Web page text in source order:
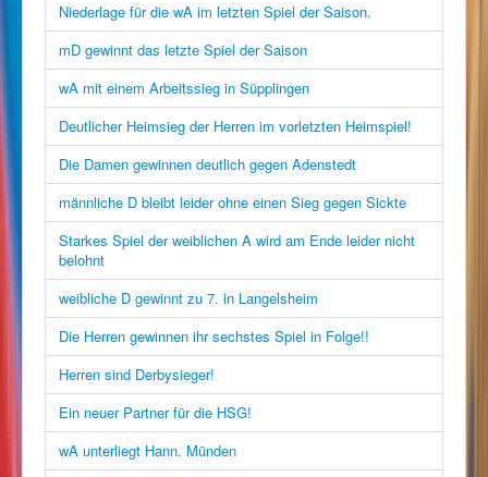
Niederlage für die wA im letzten Spiel der Saison.
mD gewinnt das letzte Spiel der Saison
wA mit einem Arbeitssieg in Süpplingen
Deutlicher Heimsieg der Herren im vorletzten Heimspiel!
Die Damen gewinnen deutlich gegen Adenstedt
männliche D bleibt leider ohne einen Sieg gegen Sickte
Starkes Spiel der weiblichen A wird am Ende leider nicht
belohnt
weibliche D gewinnt zu 7. in Langelsheim
Die Herren gewinnen ihr sechstes Spiel in Folge!!
Herren sind Derbysieger!
Ein neuer Partner für die HSG!
wA unterliegt Hann. Münden